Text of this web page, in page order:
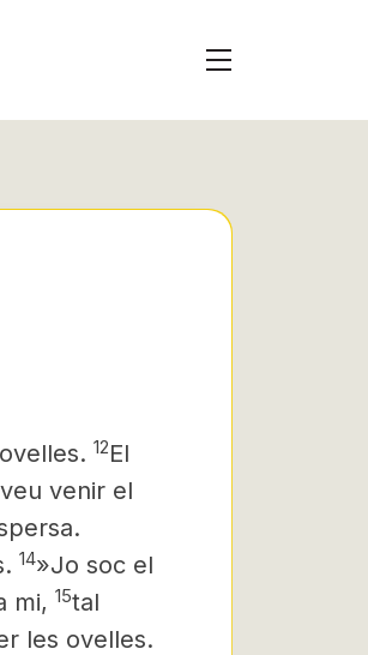
12El
venir el
14»Jo soc el
mi, 15tal
les ovelles.